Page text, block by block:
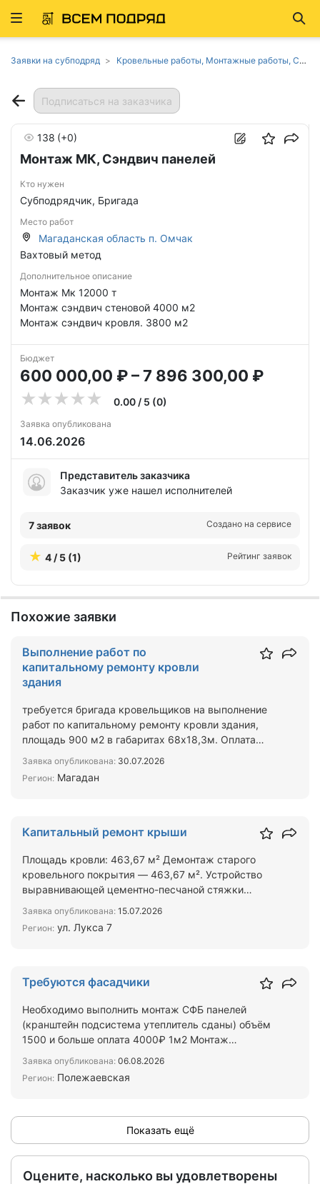
Развернуть
Заявки на субподряд Кровельные работы, Монтажные работы, Сварка, металлоконструкции, Фасадные работы в Магаданской области
Подписаться на заказчика
Монтаж МК, Сэндвич панелей
138 (+0)
Кто нужен
Субподрядчик, Бригада
Место работ
Магаданская область п. Омчак
Вахтовый метод
Дополнительное описание
Монтаж Мк 12000 т
Монтаж сэндвич стеновой 4000 м2
Монтаж сэндвич кровля. 3800 м2
Бюджет
600 000,00 ₽ – 7 896 300,00 ₽
0.00 / 5 (0)
Заявка опубликована
14.06.2026
Представитель заказчика
Заказчик уже нашел исполнителей
7 заявок Создано на сервисе
4 / 5 (1) Рейтинг заявок
Похожие заявки
Выполнение работ по
капитальному ремонту кровли
здания
требуется бригада кровельщиков на выполнение
работ по капитальному ремонту кровли здания,
площадь 900 м2 в габаритах 68х18,3м. Оплата
Заявка опубликована: 30.07.2026
Регион: Магадан
Капитальный ремонт крыши
Площадь кровли: 463,67 м² Демонтаж старого
кровельного покрытия — 463,67 м². Устройство
выравнивающей цементно-песчаной стяжки
Заявка опубликована: 15.07.2026
Регион: ул. Лукса 7
Требуются фасадчики
Необходимо выполнить монтаж СФБ панелей
(кранштейн подсистема утеплитель сданы) объём
1500 и больше оплата 4000₽ 1м2 Монтаж
Заявка опубликована: 06.08.2026
Регион: Полежаевская
Показать ещё
Оцените, насколько вы удовлетворены